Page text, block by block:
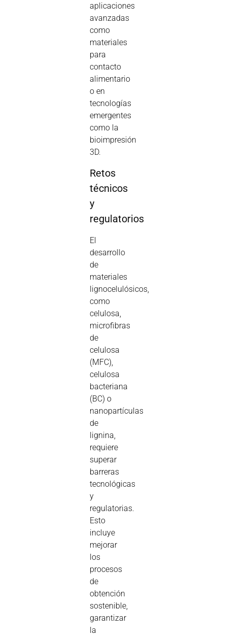
aplicaciones
avanzadas
como
materiales
para
contacto
alimentario
o en
tecnologías
emergentes
como la
bioimpresión
3D.
Retos
técnicos
y
regulatorios
El
desarrollo
de
materiales
lignocelulósicos,
como
celulosa,
microfibras
de
celulosa
(MFC),
celulosa
bacteriana
(BC) o
nanopartículas
de
lignina,
requiere
superar
barreras
tecnológicas
y
regulatorias.
Esto
incluye
mejorar
los
procesos
de
obtención
sostenible,
garantizar
la